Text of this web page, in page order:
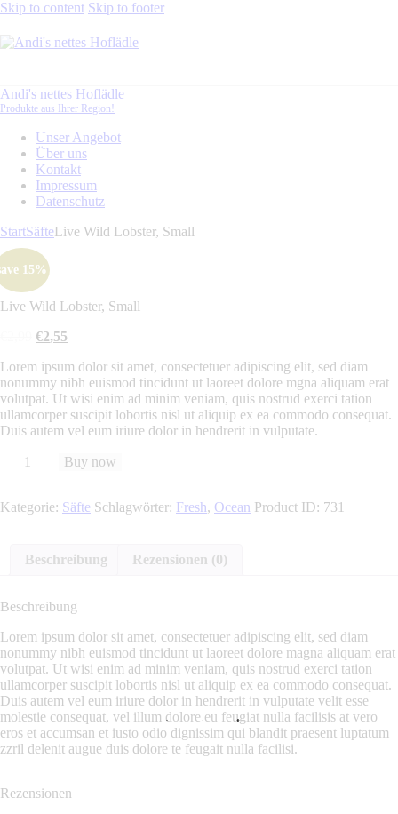
Skip to content Skip to footer
Andi's nettes Hoflädle
Produkte aus Ihrer Region!
Unser Angebot
Über uns
Kontakt
Impressum
Datenschutz
StartSäfteLive Wild Lobster, Small
15%
Live Wild Lobster, Small
Ursprünglicher
war:
€2,
9
9
€2,55
ist:
€2 ,
5
5
.
Lorem ipsum dolor sit amet, consectetuer adipiscing elit, sed diam
nonummy nibh euismod tincidunt ut laoreet dolore mgna aliquam erat
volutpat. Ut wisi enim ad minim veniam, quis nostrud exerci tation
ullamcorper suscipit lobortis nisl ut aliquip ex ea commodo consequat.
Duis autem vel eum iriure dolor in hendrerit in vulputate.
Small
Buy now
Kategorie: Säfte Schlagwörter: Fresh, Ocean Product ID: 731
Beschreibung Rezensionen (0)
Beschreibung
Lorem ipsum dolor sit amet, consectetuer adipiscing elit, sed diam
nonummy nibh euismod tincidunt ut laoreet dolore magna aliquam erat
volutpat. Ut wisi enim ad minim veniam, quis nostrud exerci tation
ullamcorper suscipit lobortis nisl ut aliquip ex ea commodo consequat.
Duis autem vel eum iriure dolor in hendrerit in vulputate velit esse
molestie consequat, vel illum dolore eu feugiat nulla facilisis at vero
eros et accumsan et iusto odio dignissim qui blandit praesent luptatum
zzril delenit augue duis dolore te feugait nulla facilisi.
Rezensionen